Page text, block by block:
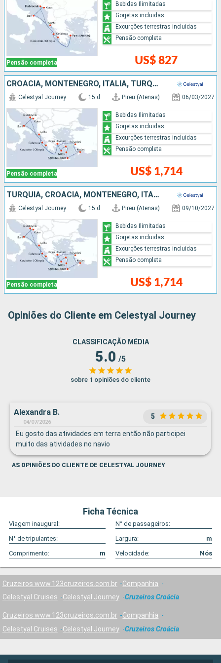
Pensão completa US$ 827
Bebidas Ilimitadas
Gorjetas incluidas
Excurções terrestras incluidas
Pensão completa
CROÁCIA, MONTENEGRO, ITÁLIA, TURQUIA, GRÉCIA
Pensão completa
Celestyal Journey 15 d Pireu (Atenas) 06/03/2027
US$ 1,714
Bebidas Ilimitadas
Gorjetas incluidas
Excurções terrestras incluidas
Pensão completa
TURQUIA, CROÁCIA, MONTENEGRO, ITÁLIA, GRÉCIA
Pensão completa
Celestyal Journey 15 d Pireu (Atenas) 09/10/2027
US$ 1,714
Bebidas Ilimitadas
Gorjetas incluidas
Excurções terrestras incluidas
Pensão completa
Opiniões do Cliente em Celestyal Journey
CLASSIFICAÇÃO MÉDIA
5.0 /5
sobre 1 opiniões do cliente
Alexandra B.
04/07/2026
5
Eu gosto das atividades em terra então não participei
muito das atividades no navio
AS OPINIÕES DO CLIENTE DE CELESTYAL JOURNEY
Ficha Técnica
Viagem inaugural:
N° de passageiros:
N° de tripulantes:
Largura:
m
Comprimento:
m Velocidade: Nós
Cruzeiros www.123cruzeiros.com.br
Companhia
Celestyal Cruises
Celestyal Journey Cruzeiros Croácia
Cruzeiros www.123cruzeiros.com.br
Companhia
Celestyal Cruises
Celestyal Journey Cruzeiros Croácia